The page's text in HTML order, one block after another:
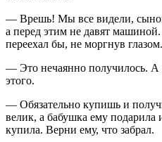
— Врешь! Мы все видели,
а перед этим не давят
переехал бы, не моргнув глазом.
— Это нечаянно получилось.
этого.
— Обязательно купишь и
велик, а бабушка ему
купила. Верни ему, что забрал.